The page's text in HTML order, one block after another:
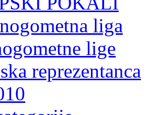
liga
lige
reprezentanca